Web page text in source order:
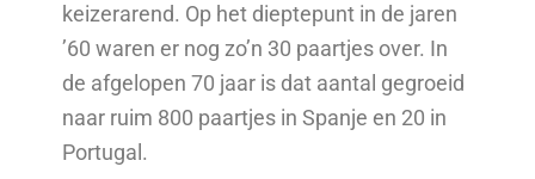
keizerarend. Op het dieptepunt in de jaren
’60 waren er nog zo’n 30 paartjes over. In
de afgelopen 70 jaar is dat aantal gegroeid
naar ruim 800 paartjes in Spanje en 20 in
Portugal.